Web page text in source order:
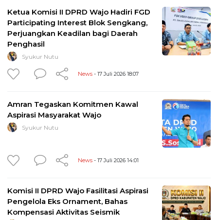
Ketua Komisi II DPRD Wajo Hadiri FGD
Participating Interest Blok Sengkang,
Perjuangkan Keadilan bagi Daerah
Penghasil
Syukur Nutu
News - 17 Juli 2026 18:07
Amran Tegaskan Komitmen Kawal
Aspirasi Masyarakat Wajo
Syukur Nutu
News - 17 Juli 2026 14:01
Komisi II DPRD Wajo Fasilitasi Aspirasi
Pengelola Eks Ornament, Bahas
Kompensasi Aktivitas Seismik